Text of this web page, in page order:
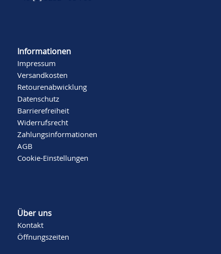
Informationen
Impressum
Versandkosten
Retourenabwicklung
Datenschutz
Barrierefreiheit
Widerrufsrecht
Zahlungsinformationen
AGB
Cookie-Einstellungen
Über uns
Kontakt
Öffnungszeiten